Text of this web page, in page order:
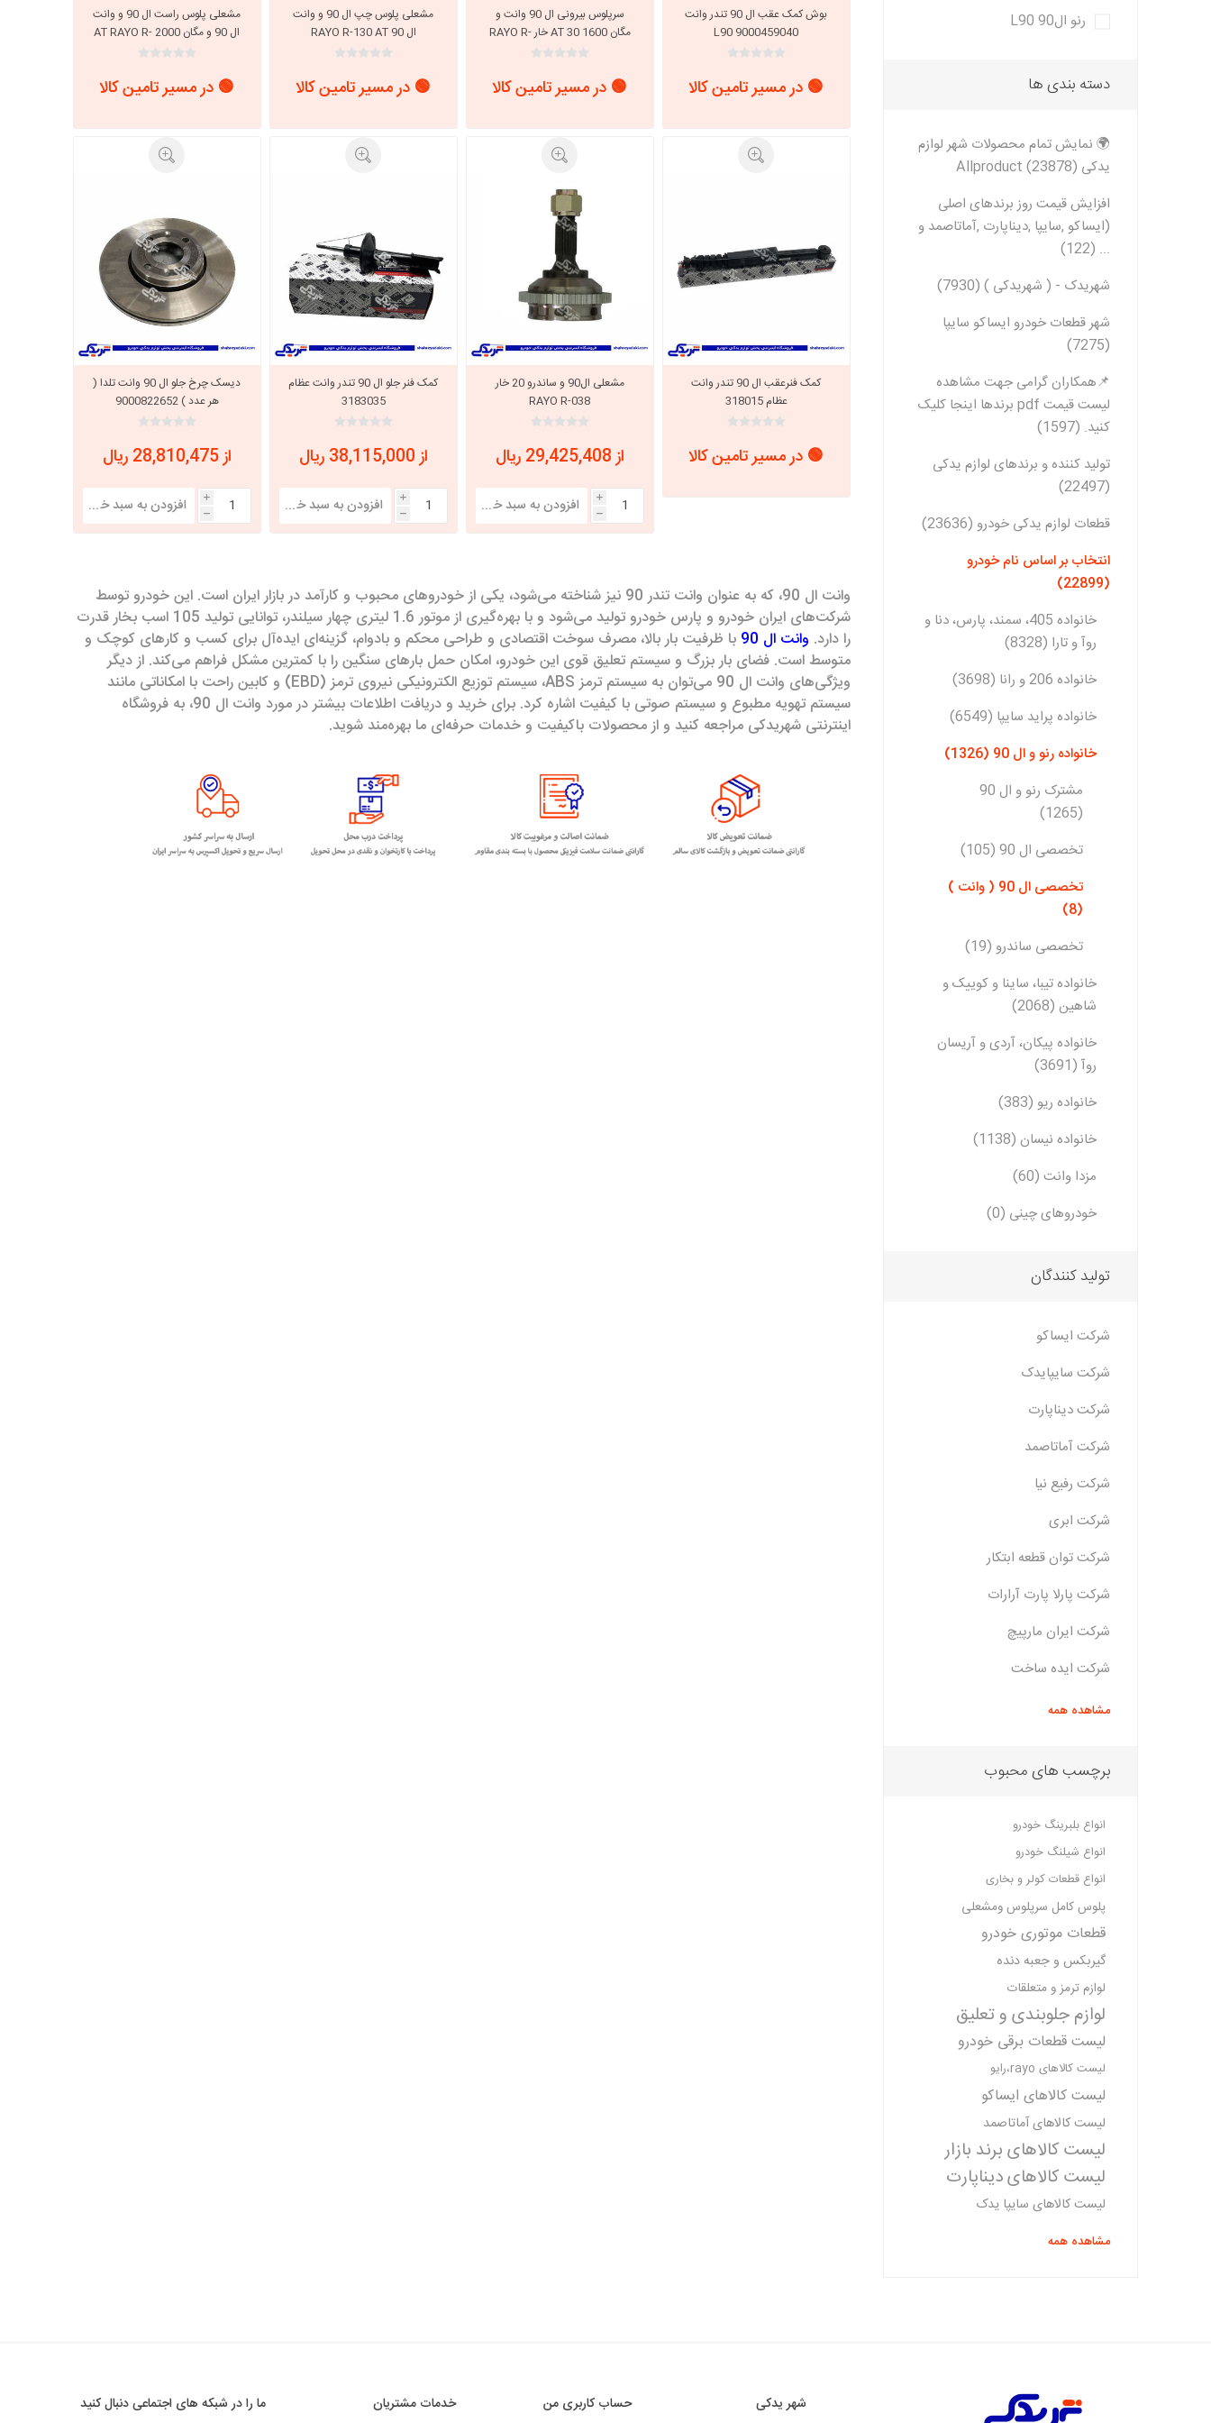
خانواده تیبا، ساینا و کوییک و
مشترک تیبا، ساینا و کوییک و
خانواده پیکان، آردی و آریسان
مشترک پیکان، آردی و آریسان
تخصصی آردی
نیسان وانت
مزدا وانت خودروهای چینی
بوش کمک عقب ال 90 تندر وانت
L90 9000459040
🟢 در مسیر تامین کالا
سرپلوس بیرونی ال 90 وانت و
مگان 1600 AT 30 خار RAYO R-
1036
🟢 در مسیر تامین کالا
مشعلی پلوس چپ ال 90 و وانت
ال 90 RAYO R-130 AT
🟢 در مسیر تامین کالا
مشعلی پلوس راست ال 90 و وانت
ال 90 و مگان 2000 AT RAYO R-
131/1013
🟢 در مسیر تامین کالا
کمک فنرعقب ال 90 تندر وانت
عظام 318015
🟢 در مسیر تامین کالا
مشعلی ال90 و ساندرو 20 خار
RAYO R-038
از 29,425,408 ریال
i
h
کمک فنر جلو ال 90 تندر وانت عظام
3183035
از 38,115,000 ریال
i
h
دیسک چرخ جلو ال 90 وانت تلدا (
هر عدد ) 9000822652
از 28,810,475 ریال
i
h
وانت ال 90، که به عنوان وانت تندر 90 نیز شناخته می‌شود، یکی از خودروهای محبوب و کارآمد در بازار ایران است. این خودرو توسط
شرکت‌های ایران خودرو و پارس خودرو تولید می‌شود و با بهره‌گیری از موتور 1.6 لیتری چهار سیلندر، توانایی تولید 105 اسب بخار قدرت
را دارد. وانت ال 90
با ظرفیت بار بالا، مصرف سوخت اقتصادی و طراحی محکم و بادوام، گزینه‌ای ایده‌آل برای کسب و کارهای کوچک و
متوسط است. فضای بار بزرگ و سیستم تعلیق قوی این خودرو، امکان حمل بارهای سنگین را با کمترین مشکل فراهم می‌کند. از دیگر
ویژگی‌های وانت ال 90 می‌توان به سیستم ترمز ABS، سیستم توزیع الکترونیکی نیروی ترمز (EBD) و کابین راحت با امکاناتی مانند
سیستم تهویه مطبوع و سیستم صوتی با کیفیت اشاره کرد. برای خرید و دریافت اطلاعات بیشتر در مورد وانت ال 90، به فروشگاه
اینترنتی شهریدکی مراجعه کنید و از محصولات باکیفیت و خدمات حرفه‌ای ما بهره‌مند شوید.
رنو ال90 L90
دسته بندی ها
🌍 نمایش تمام محصولات شهر لوازم
یدکی Allproduct (23878)
افزایش قیمت روز برندهای اصلی
(ایساکو ,سایپا ,دیناپارت ,آماتاصمد و
... (122)
شهریدک - ( شهریدکی ) (7930)
شهر قطعات خودرو ایساکو سایپا
(7275)
📌همکاران گرامی جهت مشاهده
لیست قیمت pdf برندها اینجا کلیک
کنید. (1597)
تولید کننده و برندهای لوازم یدکی
(22497)
قطعات لوازم یدکی خودرو (23636)
انتخاب بر اساس نام خودرو
(22899)
خانواده 405، سمند، پارس، دنا و
روآ و تارا (8328)
خانواده 206 و رانا (3698)
خانواده پراید سایپا (6549)
خانواده رنو و ال 90 (1326)
مشترک رنو و ال 90
(1265)
تخصصی ال 90 (105)
تخصصی ال 90 ( وانت )
(8)
تخصصی ساندرو (19)
خانواده تیبا، ساینا و کوییک و
شاهین (2068)
خانواده پیکان، آردی و آریسان
روآ (3691)
خانواده ریو (383)
خانواده نیسان (1138)
مزدا وانت (60)
خودروهای چینی (0)
تولید کنندگان
شرکت ایساکو
شرکت سایپایدک
شرکت دیناپارت
شرکت آماتاصمد
شرکت رفیع نیا
شرکت ابری
شرکت توان قطعه ابتکار
شرکت پارلا پارت آرارات
شرکت ایران مارپیچ
شرکت ایده ساخت
مشاهده همه
برچسب های محبوب
انواع بلبرینگ خودرو
انواع شیلنگ خودرو
انواع قطعات کولر و بخاری
پلوس کامل سرپلوس ومشعلی
قطعات موتوری خودرو
گیربکس و جعبه دنده
لوازم ترمز و متعلقات
لوازم جلوبندی و تعلیق
لیست قطعات برقی خودرو
لیست کالاهای rayo،رایو
لیست کالاهای ایساکو
لیست کالاهای آماتاصمد
لیست کالاهای برند بازار
لیست کالاهای دیناپارت
لیست کالاهای سایپا یدک
مشاهده همه
شهر یدکی حساب کاربری من خدمات مشتریان ما را در شبکه های اجتماعی دنبال کنید